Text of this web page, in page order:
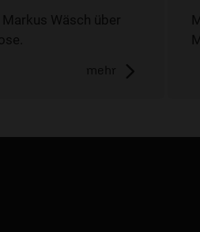
Wäsch über
mehr